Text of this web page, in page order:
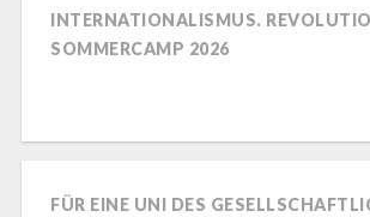
INTERNATIONALISMUS.
SOMMERCAMP 2026
FÜR EINE UNI DES